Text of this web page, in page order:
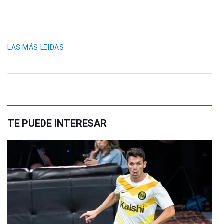
LAS MÁS LEIDAS
TE PUEDE INTERESAR